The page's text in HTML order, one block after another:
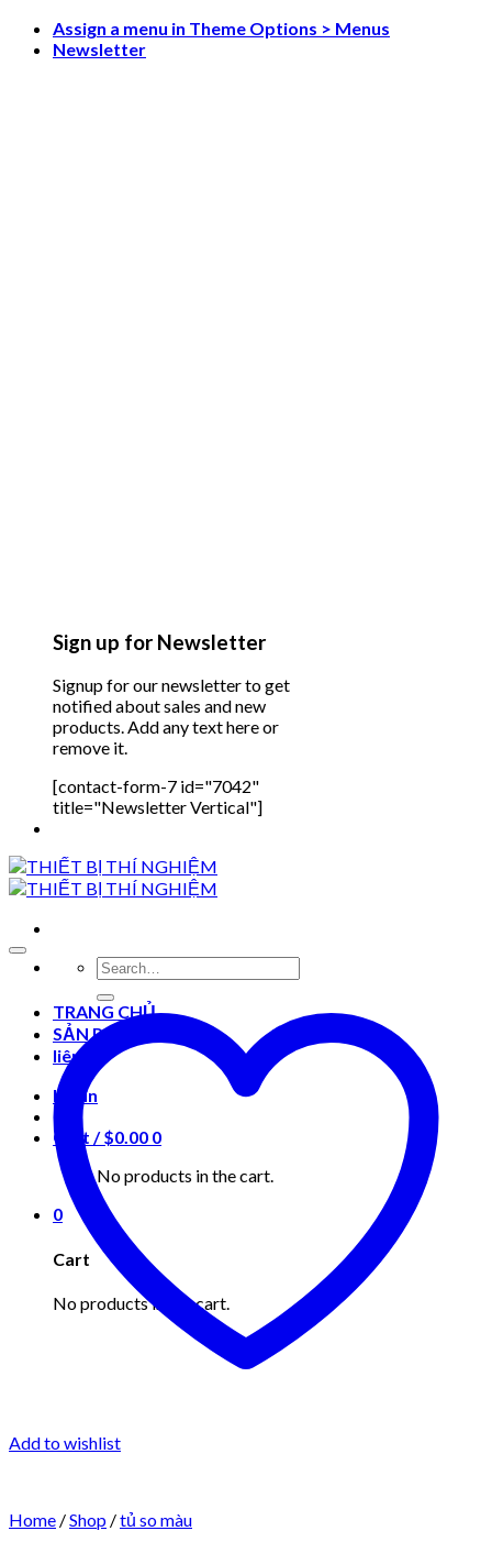
Skip
Assign a menu in Theme Options > Menus
Newsletter
Sign up for Newsletter
Signup for our newsletter to get
notified about sales and new
products. Add any text here or
remove it.
[contact-form-7 id="7042"
title="Newsletter Vertical"]
Search
for:
TRANG CHỦ
SẢN PHẨM
liên hệ
Login
Cart /$0.00 0
No products in the cart.
0
Cart
No products in the cart.
Add to wishlist
Home /Shop /tủ so màu